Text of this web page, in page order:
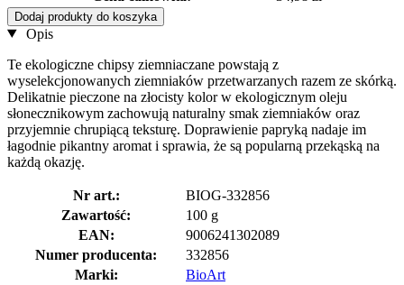
Dodaj produkty do koszyka
Opis
Te ekologiczne chipsy ziemniaczane powstają z
wyselekcjonowanych ziemniaków przetwarzanych razem ze skórką.
Delikatnie pieczone na złocisty kolor w ekologicznym oleju
słonecznikowym zachowują naturalny smak ziemniaków oraz
przyjemnie chrupiącą teksturę. Doprawienie papryką nadaje im
łagodnie pikantny aromat i sprawia, że są popularną przekąską na
każdą okazję.
Nr art.:
BIOG-332856
Zawartość:
100 g
EAN:
9006241302089
Numer producenta:
332856
Marki:
BioArt